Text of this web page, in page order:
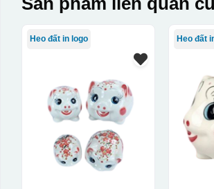
Heo đất in logo Heo đất